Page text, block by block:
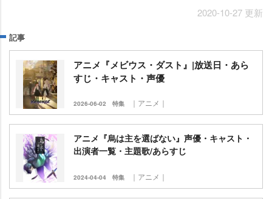
2020-10-27 更新
記事
アニメ『メビウス・ダスト』|放送日・あら
すじ・キャスト・声優
2026-06-02 特集 ｜アニメ｜
アニメ『烏は主を選ばない』声優・キャスト・
出演者一覧・主題歌/あらすじ
2024-04-04 特集 ｜アニメ｜